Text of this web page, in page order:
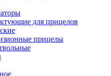
для прицелов
прицелы